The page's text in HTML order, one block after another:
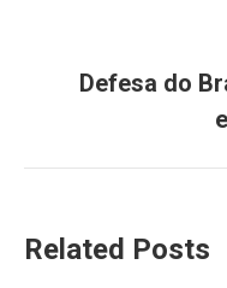
Defesa do
Related Posts